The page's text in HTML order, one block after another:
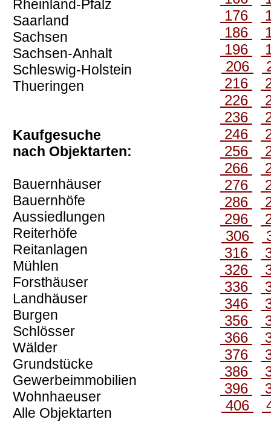
Rheinland-Pfalz
Saarland
Sachsen
Sachsen-Anhalt
Schleswig-Holstein
Thueringen
Kaufgesuche
nach Objektarten:
Bauernhäuser
Bauernhöfe
Aussiedlungen
Reiterhöfe
Reitanlagen
Mühlen
Forsthäuser
Landhäuser
Burgen
Schlösser
Wälder
Grundstücke
Gewerbeimmobilien
Wohnhaeuser
Alle Objektarten
176
186
196
206
216
226
236
246
256
266
276
286
296
306
316
326
336
346
356
366
376
386
396
406